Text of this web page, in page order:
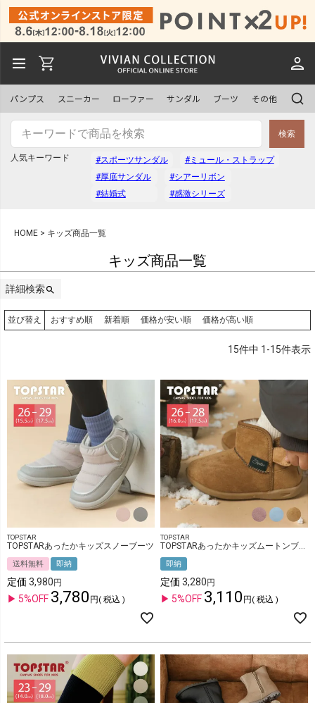
パンプス スニーカー ローファー サンダル ブーツ その他
検索
人気キーワード #スポーツサンダル
#ミュール・ストラップ
#厚底サンダル
#シアーリボン
#結婚式
#感激シリーズ
HOME キッズ商品一覧
キッズ商品一覧
詳細検索
予約商品
並び順
新着順
価格が安い順 価格が高い順
検索
並び替え おすすめ順 新着順 価格が安い順 価格が高い順
15件中 1 -15件表示
TOPSTAR
TOPSTARあったかキッズスノーブーツ
送料無料 即納
定価 3,980
5%OFF 3,780 税込
TOPSTAR
即納
定価 3,280
5%OFF 3,110 税込